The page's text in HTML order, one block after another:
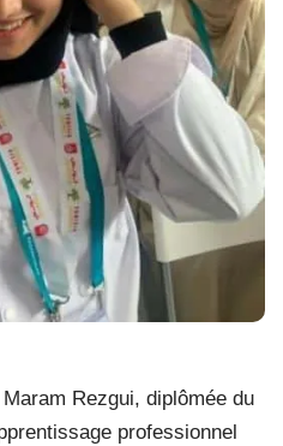
Rezgui, diplômée du
professionnel